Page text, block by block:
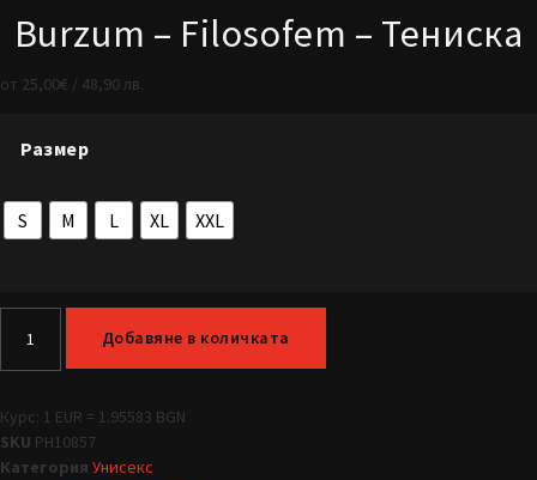
Burzum – Filosofem – Тениска
от 25,00€ / 48,90 лв.
Размер
S M L XL XXL
Добавяне в количката
Курс: 1 EUR = 1.95583 BGN
SKU PH10857
Категория Унисекс